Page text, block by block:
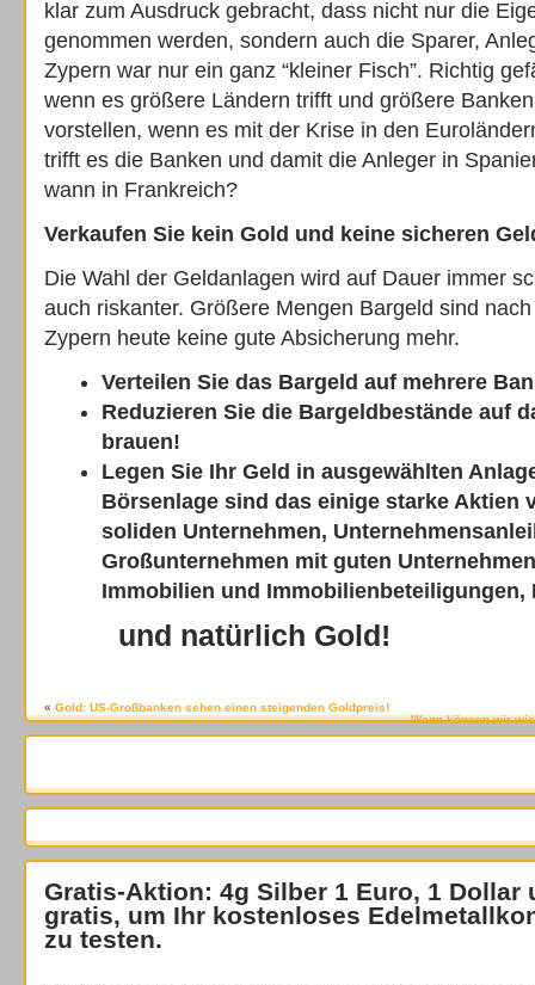
klar zum Ausdruck gebracht, dass nicht nur die
genommen werden, sondern auch die Sparer,
Zypern war nur ein ganz “kleiner Fisch”. Richtig
wenn es größere Ländern trifft und größere
vorstellen, wenn es mit der Krise in den
trifft es die Banken und damit die Anleger in
wann in Frankreich?
Verkaufen Sie kein Gold und keine sicheren
Die Wahl der Geldanlagen wird auf Dauer immer
auch riskanter. Größere Mengen Bargeld sind
Zypern heute keine gute Absicherung mehr.
Verteilen Sie das Bargeld auf mehrere
Reduzieren Sie die Bargeldbestände auf
brauen!
Legen Sie Ihr Geld in ausgewählten
Börsenlage sind das einige starke Aktien
soliden Unternehmen,
Großunternehmen mit guten
Immobilien und Immobilienbeteiligungen,
und natürlich Gold!
« Gold: US-Großbanken sehen einen steigenden Goldpreis!
Wann können wir
Gratis-Aktion: 4g Silber 1 Euro, 1 Dollar
gratis, um Ihr kostenloses
zu testen.